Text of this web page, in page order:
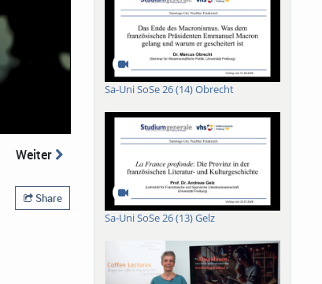
Weiter
Share
Sa-Uni SoSe 26 (14) Obrecht
Sa-Uni SoSe 26 (13) Gelz